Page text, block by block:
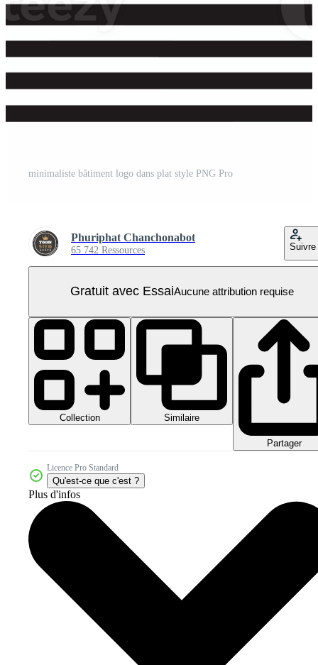
minimaliste bâtiment logo dans plat style PNG Pro
Phuriphat Chanchonabot
65 742 Ressources Suivre
Gratuit avec EssaiAucune attribution requise
Collection Similaire
Partager
Licence Pro Standard
Qu'est-ce que c'est ?
Plus d'infos